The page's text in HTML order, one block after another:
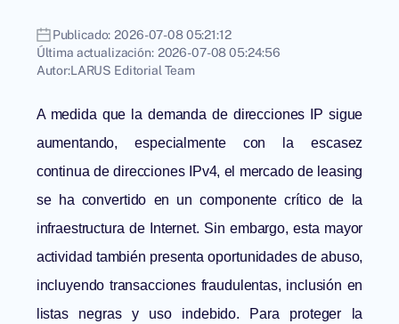
Publicado: 2026-07-08 05:21:12
Última actualización: 2026-07-08 05:24:56
Autor:LARUS Editorial Team
A medida que la demanda de direcciones IP sigue
aumentando, especialmente con la escasez
continua de direcciones IPv4, el mercado de leasing
se ha convertido en un componente crítico de la
infraestructura de Internet. Sin embargo, esta mayor
actividad también presenta oportunidades de abuso,
incluyendo transacciones fraudulentas, inclusión en
listas negras y uso indebido. Para proteger la